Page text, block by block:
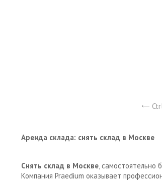
Аренда склада: снять склад в Москве
Снять склад в Москве, самостоятельно
Компания Praedium оказывает